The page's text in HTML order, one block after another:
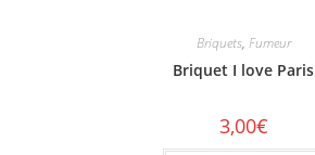
Briquets, Fumeur
Briquet I love Paris
3,00€